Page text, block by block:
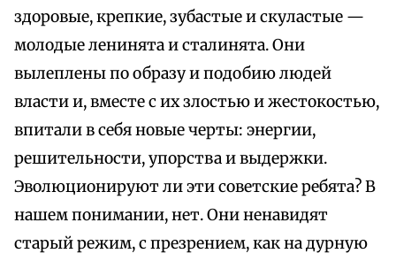
здоровые, крепкие, зубастые и скуластые —
молодые ленинята и сталинята. Они
вылеплены по образу и подобию людей
власти и, вместе с их злостью и жестокостью,
впитали в себя новые черты: энергии,
решительности, упорства и выдержки.
Эволюционируют ли эти советские ребята? В
нашем понимании, нет. Они ненавидят
старый режим, с презрением, как на дурную